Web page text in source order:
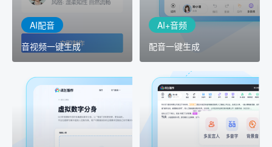
AI配音
音视频一键生成
AI+音频
配音一键生成
AI+创意
精品声音复刻